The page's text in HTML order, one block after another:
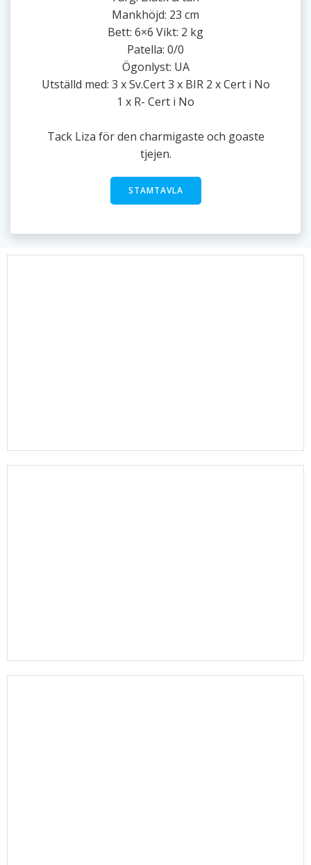
Mankhöjd: 23 cm
Bett: 6×6 Vikt: 2 kg
Patella: 0/0
Ögonlyst: UA
Utställd med: 3 x Sv.Cert 3 x BIR 2 x Cert i No
1 x R- Cert i No
Tack Liza för den charmigaste och goaste
tjejen.
STAMTAVLA